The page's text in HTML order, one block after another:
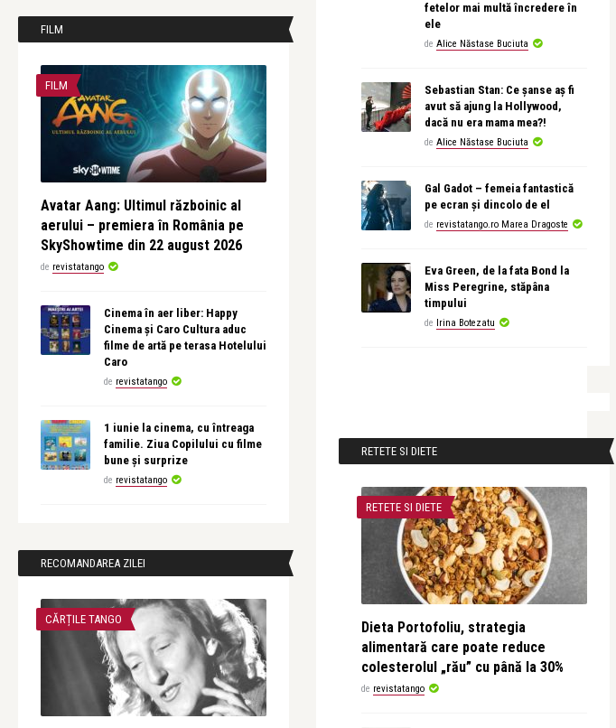
FILM
FILM
Avatar Aang: Ultimul războinic al
aerului – premiera în România pe
SkyShowtime din 22 august 2026
de revistatango
Cinema în aer liber: Happy
Cinema și Caro Cultura aduc
filme de artă pe terasa Hotelului
Caro
de revistatango
1 iunie la cinema, cu întreaga
familie. Ziua Copilului cu filme
bune și surprize
de revistatango
RECOMANDAREA ZILEI
CĂRȚILE TANGO
fetelor mai multă încredere în
ele
de Alice Năstase Buciuta
Sebastian Stan: Ce șanse aș fi
avut să ajung la Hollywood,
dacă nu era mama mea?!
de Alice Năstase Buciuta
Gal Gadot – femeia fantastică
pe ecran și dincolo de el
de revistatango.ro Marea Dragoste
Eva Green, de la fata Bond la
Miss Peregrine, stăpâna
timpului
de Irina Botezatu
RETETE SI DIETE
RETETE SI DIETE
Dieta Portofoliu, strategia
alimentară care poate reduce
colesterolul „rău” cu până la 30%
de revistatango